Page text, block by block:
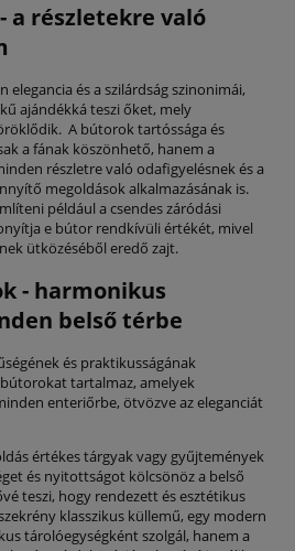
a részletekre való
és a szilárdság szinonimái,
ajándékká teszi őket, mely
A bútorok tartóssága és
a fának köszönhető, hanem a
részletre való odafigyelésnek és a
megoldások alkalmazásának is.
például a csendes záródási
e bútor rendkívüli értékét, mivel
ütközéséből eredő zajt.
- harmonikus
belső térbe
és praktikusságának
tartalmaz, amelyek
enteriőrbe, ötvözve az eleganciát
értékes tárgyak vagy gyűjtemények
és nyitottságot kölcsönöz a belső
teszi, hogy rendezett és esztétikus
klasszikus küllemű, egy modern
tárolóegységként szolgál, hanem a